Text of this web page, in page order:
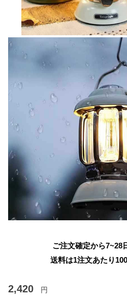
ご注文確定から7~28
送料は1注文あたり
2,420 円